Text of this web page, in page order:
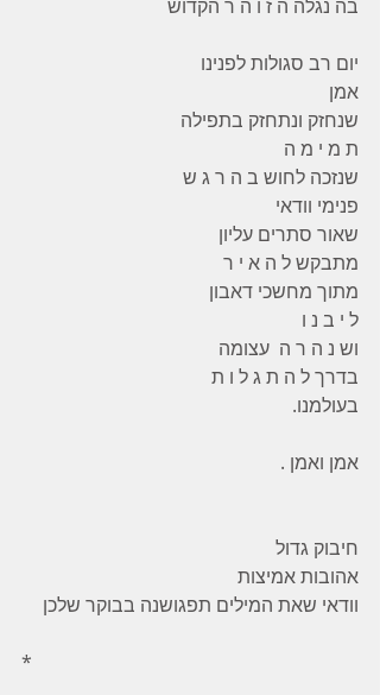
בה נגלה ה ז ו ה ר הקדוש
יום רב סגולות לפנינו
אמן
שנחזק ונתחזק בתפילה
ת מ י מ ה
שנזכה לחוש ב ה ר ג ש
פנימי וודאי
שאור סתרים עליון
מתבקש ל ה א י ר
מתוך מחשכי דאבון
ל י ב נ ו
וש נ ה ר ה  עצומה
בדרך ל ה ת ג ל ו ת
בעולמנו.
אמן ואמן .
חיבוק גדול
אהובות אמיצות
וודאי שאת המילים תפגושנה בבוקר שלכן
*